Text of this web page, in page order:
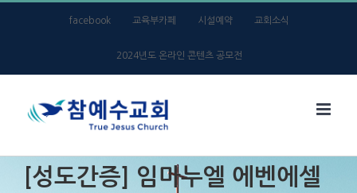
facebook 교육부카페 시설예약 교회소식
2024년도 온라인 콘텐츠 공모전
[성도간증] 임마누엘 에벤에셀